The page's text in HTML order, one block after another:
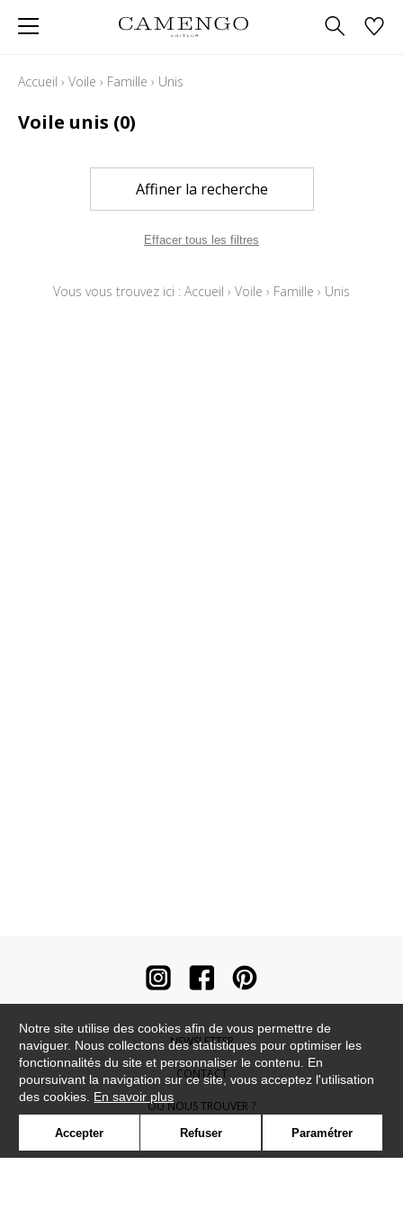
Accueil › Voile › Famille › Unis
Voile unis (0)
Affiner la recherche
Effacer tous les filtres
Vous vous trouvez ici : Accueil › Voile › Famille › Unis
NEWSLETTER
CONTACT
OÙ NOUS TROUVER ?
CONTRACT
Notre site utilise des cookies afin de vous permettre de
naviguer. Nous collectons des statistiques pour optimiser les
fonctionnalités du site et personnaliser le contenu. En
poursuivant la navigation sur ce site, vous acceptez l'utilisation
des cookies. En savoir plus
Accepter Refuser Paramétrer